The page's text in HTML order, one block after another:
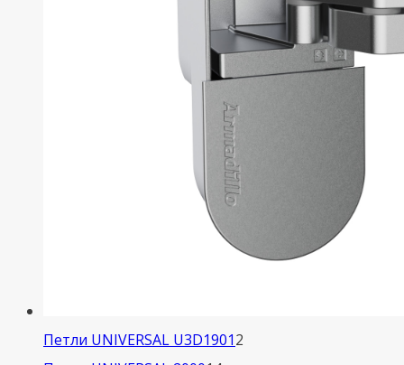
Петли UNIVERSAL U3D19012